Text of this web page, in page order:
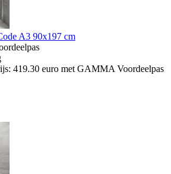
A3 90x197 cm
419.30 euro met GAMMA Voordeelpas